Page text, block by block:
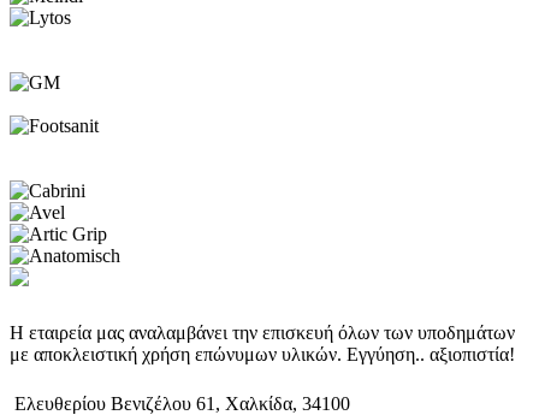
Η εταιρεία μας αναλαμβάνει την επισκευή όλων των υποδημάτων
με αποκλειστική χρήση επώνυμων υλικών. Εγγύηση.. αξιοπιστία!
Ελευθερίου Βενιζέλου 61, Χαλκίδα, 34100